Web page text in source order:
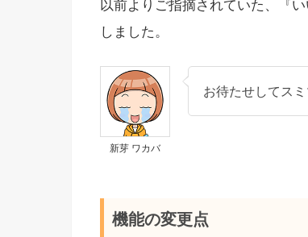
以前よりご指摘されていた、『
しました。
新芽 ワカバ
お待たせしてス
機能の変更点